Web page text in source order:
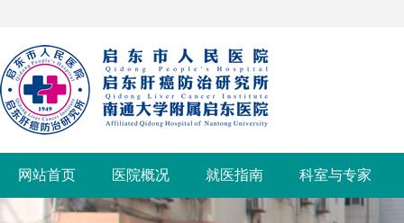
网站首页 医院概况 就医指南 科室与专家